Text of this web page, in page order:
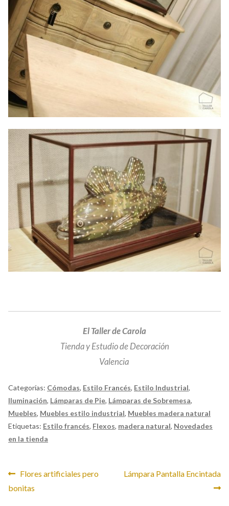
El Taller de Carola
Tienda y Estudio de Decoración
Valencia
Categorías: Cómodas, Estilo Francés, Estilo Industrial,
Iluminación, Lámparas de Pie, Lámparas de Sobremesa,
Muebles, Muebles estilo industrial, Muebles madera natural
Etiquetas: Estilo francés, Flexos, madera natural, Novedades
en la tienda
Navegación
de
Anterior:
Flores artificiales pero
bonitas
Siguiente:
Lámpara Pantalla Encintada